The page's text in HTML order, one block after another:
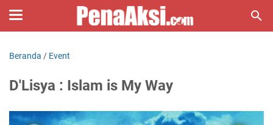
Beranda / Event
D'Lisya : Islam is My Way